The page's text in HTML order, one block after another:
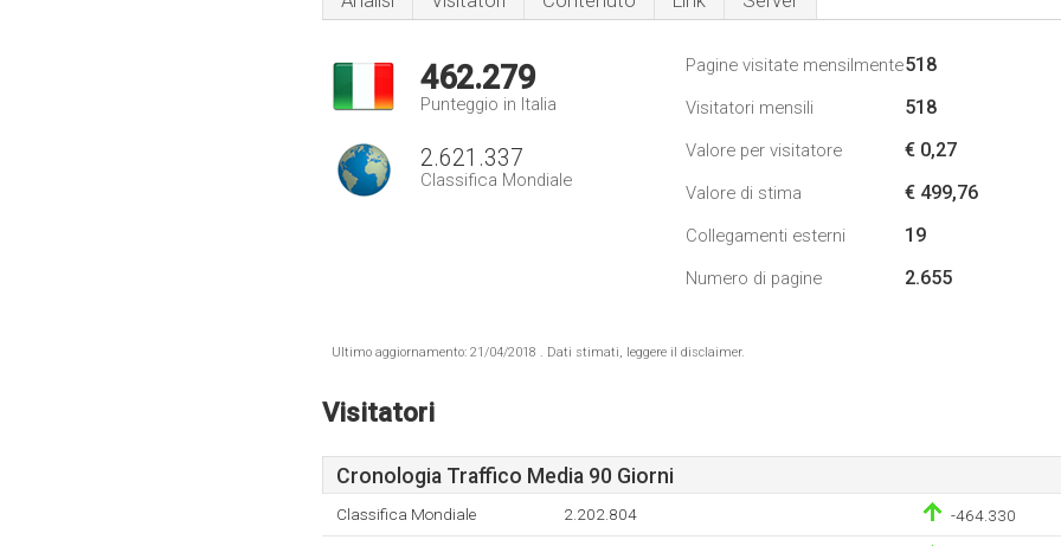
462.279
Punteggio in Italia
2.621.337
Classifica Mondiale
Pagine visitate mensilmente518
Visitatori mensili 518
Valore per visitatore € 0,27
Valore di stima € 499,76
Collegamenti esterni 19
Numero di pagine 2.655
Ultimo aggiornamento: 21/04/2018 . Dati stimati, leggere il disclaimer.
Visitatori
Cronologia Traffico Media 90 Giorni
Classifica Mondiale 2.202.804 -464.330